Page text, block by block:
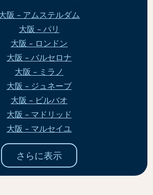
阪 - アムステルダム
大阪 - パリ
大阪 - ロンドン
大阪 - バルセロナ
大阪 - ミラノ
大阪 - ジュネーブ
大阪 - ビルバオ
大阪 - マドリッド
大阪 - マルセイユ
さらに表示